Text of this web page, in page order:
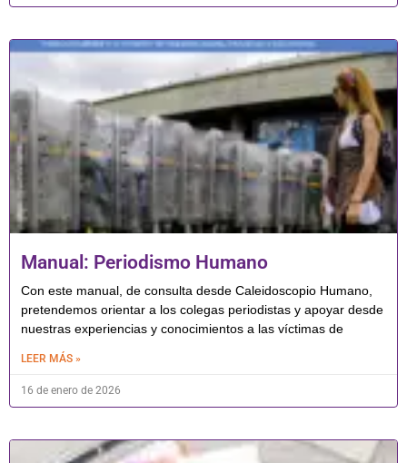
Manual: Periodismo Humano
Con este manual, de consulta desde Caleidoscopio Humano,
pretendemos orientar a los colegas periodistas y apoyar desde
nuestras experiencias y conocimientos a las víctimas de
LEER MÁS »
16 de enero de 2026